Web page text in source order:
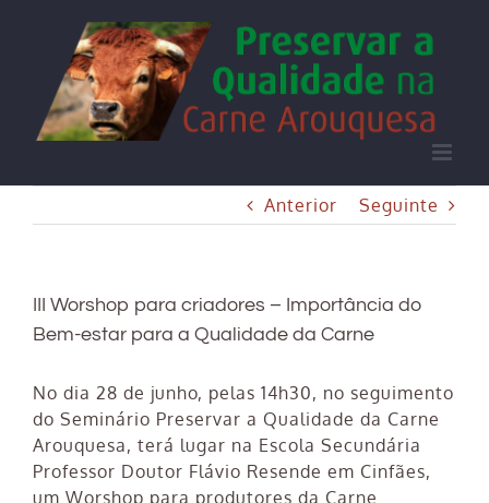
content
Anterior Seguinte
III Worshop para criadores – Importância do
Bem-estar para a Qualidade da Carne
No dia 28 de junho, pelas 14h30, no seguimento
do Seminário Preservar a Qualidade da Carne
Arouquesa, terá lugar na Escola Secundária
Professor Doutor Flávio Resende em Cinfães,
um Worshop para produtores da Carne